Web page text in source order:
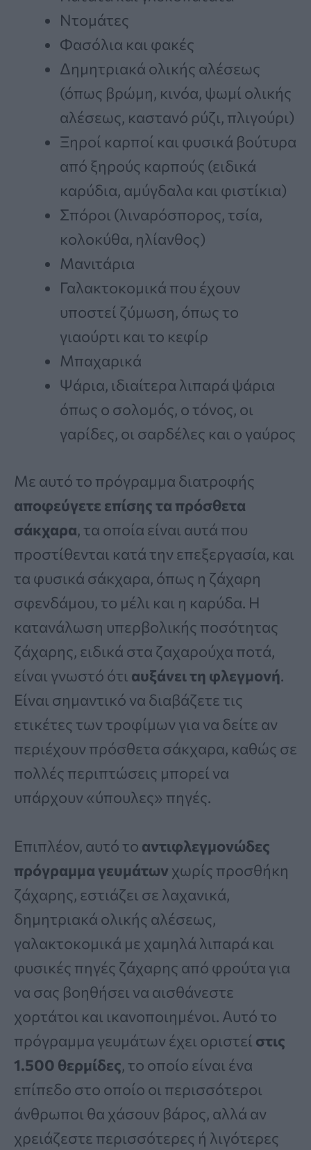
Ντομάτες
Φασόλια και φακές
Δημητριακά ολικής αλέσεως
(όπως βρώμη, κινόα, ψωμί ολικής
αλέσεως, καστανό ρύζι, πλιγούρι)
Ξηροί καρποί και φυσικά βούτυρα
από ξηρούς καρπούς (ειδικά
καρύδια, αμύγδαλα και φιστίκια)
Σπόροι (λιναρόσπορος, τσία,
κολοκύθα, ηλίανθος)
Μανιτάρια
Γαλακτοκομικά που έχουν
υποστεί ζύμωση, όπως το
γιαούρτι και το κεφίρ
Μπαχαρικά
Ψάρια, ιδιαίτερα λιπαρά ψάρια
όπως ο σολομός, ο τόνος, οι
γαρίδες, οι σαρδέλες και ο γαύρος
Με αυτό το πρόγραμμα διατροφής
αποφεύγετε επίσης τα πρόσθετα
σάκχαρα, τα οποία είναι αυτά που
προστίθενται κατά την επεξεργασία, και
τα φυσικά σάκχαρα, όπως η ζάχαρη
σφενδάμου, το μέλι και η καρύδα. Η
κατανάλωση υπερβολικής ποσότητας
ζάχαρης, ειδικά στα ζαχαρούχα ποτά,
είναι γνωστό ότι αυξάνει τη φλεγμονή.
Είναι σημαντικό να διαβάζετε τις
ετικέτες των τροφίμων για να δείτε αν
περιέχουν πρόσθετα σάκχαρα, καθώς σε
πολλές περιπτώσεις μπορεί να
υπάρχουν «ύπουλες» πηγές.
Επιπλέον, αυτό το αντιφλεγμονώδες
πρόγραμμα γευμάτων χωρίς προσθήκη
ζάχαρης, εστιάζει σε λαχανικά,
δημητριακά ολικής αλέσεως,
γαλακτοκομικά με χαμηλά λιπαρά και
φυσικές πηγές ζάχαρης από φρούτα για
να σας βοηθήσει να αισθάνεστε
χορτάτοι και ικανοποιημένοι. Αυτό το
πρόγραμμα γευμάτων έχει οριστεί στις
1.500 θερμίδες, το οποίο είναι ένα
επίπεδο στο οποίο οι περισσότεροι
άνθρωποι θα χάσουν βάρος, αλλά αν
χρειάζεστε περισσότερες ή λιγότερες